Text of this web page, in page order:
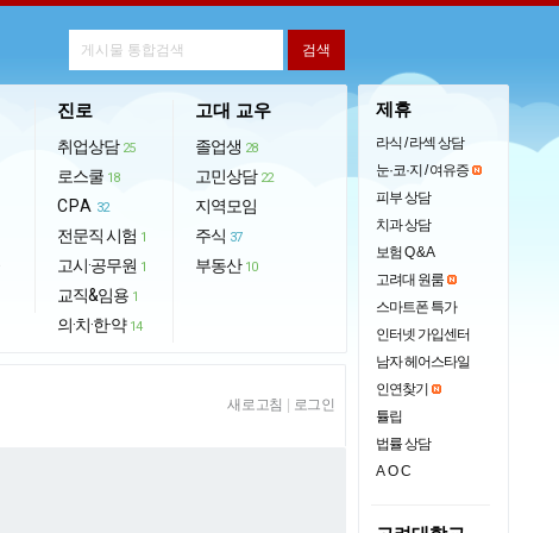
진로
취업상담 25
로스쿨 18
CPA 32
전문직 시험 1
고시·공무원 1
교직&임용 1
의·치·한·약 14
고대 교우
졸업생 28
고민상담 22
지역모임
주식 37
부동산 10
새로고침 로그인
제휴
라식 / 라섹 상담
눈·코·지 / 여유증
피부 상담
치과 상담
보험 Q & A
고려대 원룸
스마트폰 특가
인터넷 가입센터
남자 헤어스타일
인연찾기
튤립
법률 상담
AOC